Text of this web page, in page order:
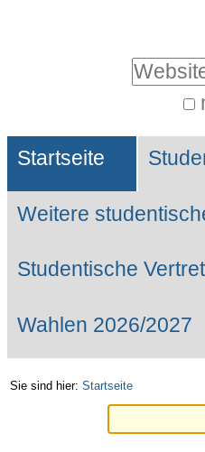
Website
Suche…
Sektionen
Startseite
Weitere
Studentische
Wahlen 2026/2027
Sie sind hier: Startseite